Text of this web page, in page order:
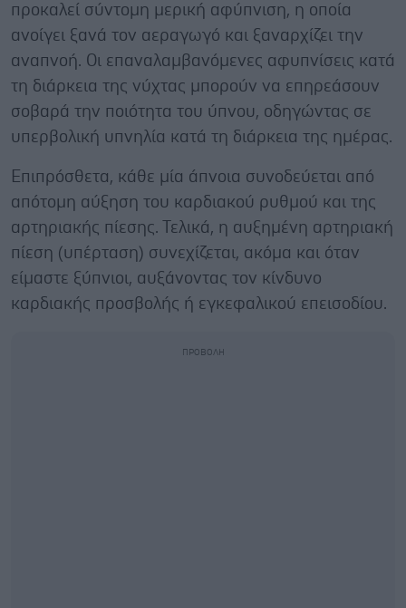
προκαλεί σύντομη μερική αφύπνιση, η οποία
ανοίγει ξανά τον αεραγωγό και ξαναρχίζει την
αναπνοή. Οι επαναλαμβανόμενες αφυπνίσεις κατά
τη διάρκεια της νύχτας μπορούν να επηρεάσουν
σοβαρά την ποιότητα του ύπνου, οδηγώντας σε
υπερβολική υπνηλία κατά τη διάρκεια της ημέρας.
Επιπρόσθετα, κάθε μία άπνοια συνοδεύεται από
απότομη αύξηση του καρδιακού ρυθμού και της
αρτηριακής πίεσης. Τελικά, η αυξημένη αρτηριακή
πίεση (υπέρταση) συνεχίζεται, ακόμα και όταν
είμαστε ξύπνιοι, αυξάνοντας τον κίνδυνο
καρδιακής προσβολής ή εγκεφαλικού επεισοδίου.